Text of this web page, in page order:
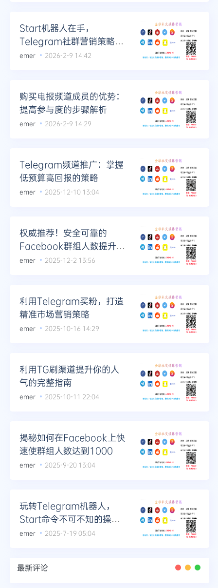
Start机器人在手，
Telegram社群营销策略全
面升级
emer 2026-2-9 14:42
购买电报频道成员的优势：
提高参与度的步骤解析
emer 2026-2-9 14:29
Telegram频道推广：掌握
低预算高回报的策略
emer 2025-12-10 13:04
权威推荐！安全可靠的
Facebook群组人数提升方
案
emer 2025-12-2 13:56
利用Telegram买粉，打造
精准市场营销策略
emer 2025-10-16 14:29
利用TG刷渠道提升你的人
气的完整指南
emer 2025-10-11 22:04
揭秘如何在Facebook上快
速使群组人数达到1000
emer 2025-9-20 13:04
玩转Telegram机器人，
Start命令不可不知的操作
技巧
emer 2025-7-19 05:04
最新评论